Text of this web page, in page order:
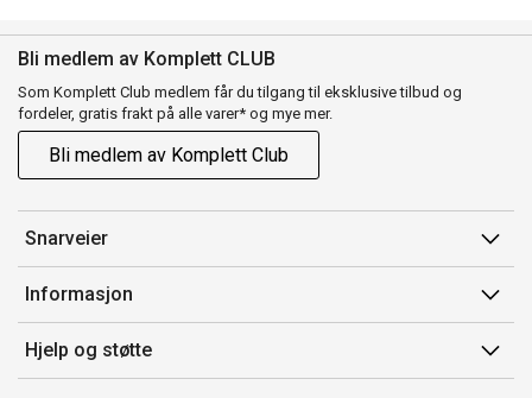
Bli medlem av Komplett CLUB
Som Komplett Club medlem får du tilgang til eksklusive tilbud og
fordeler, gratis frakt på alle varer* og mye mer.
Bli medlem av Komplett Club
Snarveier
Min side
Ordreoversikt
Flex
Informasjon
Salgsbetingelser
Medlemsvilkår for Komplett Club
Hjelp og støtte